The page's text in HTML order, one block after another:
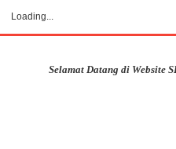
Loading...
Selamat Datang di Website SD